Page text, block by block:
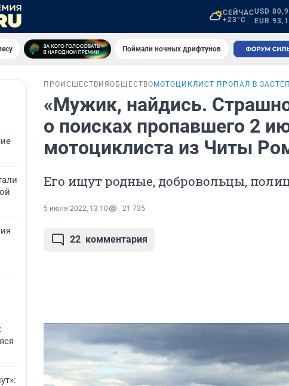
СЕЙЧАС
+23°C
USD
EUR
Поймали ночных дрифтунов
ПРОИСШЕСТВИЯ ОБЩЕСТВО МОТОЦИКЛИСТ ПРОПАЛ В
«Мужик, найдись.
о поисках пропавшего 2
мотоциклиста из Читы
Его ищут родные, добровольцы,
5 июля 2022, 13:10 21 735
22 комментария